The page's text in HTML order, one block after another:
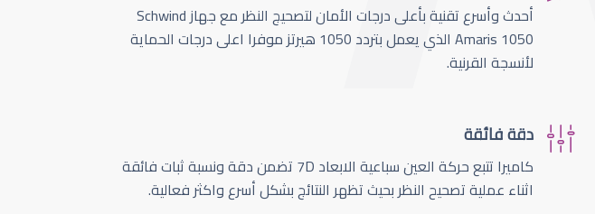
أحدث وأسرع تقنية بأعلى درجات الأمان لتصحيج النظر مع جهاز Schwind
Amaris 1050 الذي يعمل بتردد 1050 هيرتز موفرا اعلى درجات الحماية
لأنسجة القرنية.
دقة فائقة
كاميرا تتبع حركة العين سباعية الابعاد 7D تضمن دقة ونسبة ثبات فائقة
اثناء عملية تصحيح النظر بحيث تظهر النتائج بشكل أسرع واكثر فعالية.